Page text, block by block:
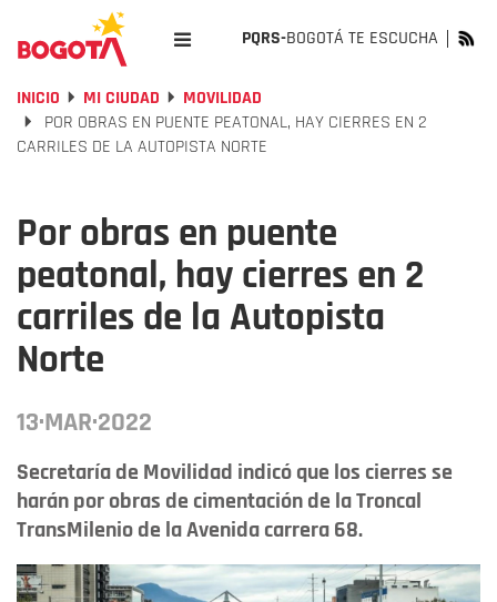
PQRS-BOGOTÁ TE ESCUCHA
INICIO MI CIUDAD
MOVILIDAD
POR OBRAS EN PUENTE PEATONAL, HAY CIERRES EN 2
CARRILES DE LA AUTOPISTA NORTE
Por obras en puente
peatonal, hay cierres en 2
carriles de la Autopista
Norte
13·MAR·2022
Secretaría de Movilidad indicó que los cierres se
harán por obras de cimentación de la Troncal
TransMilenio de la Avenida carrera 68.